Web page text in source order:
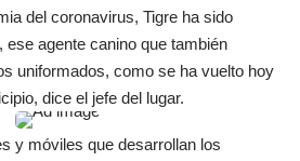
del coronavirus, Tigre ha sido
agente canino que también
uniformados, como se ha vuelto hoy
dice el jefe del lugar.
y móviles que desarrollan los